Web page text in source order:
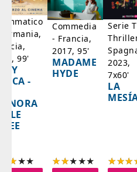
99'
-
Commedia
- Francia,
2017, 95'
MADAME
HYDE
Serie
2023,
7x60'
LA